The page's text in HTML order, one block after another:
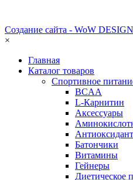
Создание сайта - WoW DESIGN
×
Главная
Каталог товаров
Спортивное
BCAA
L-Карнитин
Аксессуары
Батончики
Витамины
Гейнеры
Диетическое